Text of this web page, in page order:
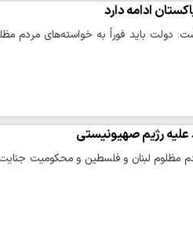
ادامه دارد
باید فوراً به خواسته‌های مردم
علیه رژیم صهیونیستی
مظلوم لبنان و فلسطین و محکومیت جنایت